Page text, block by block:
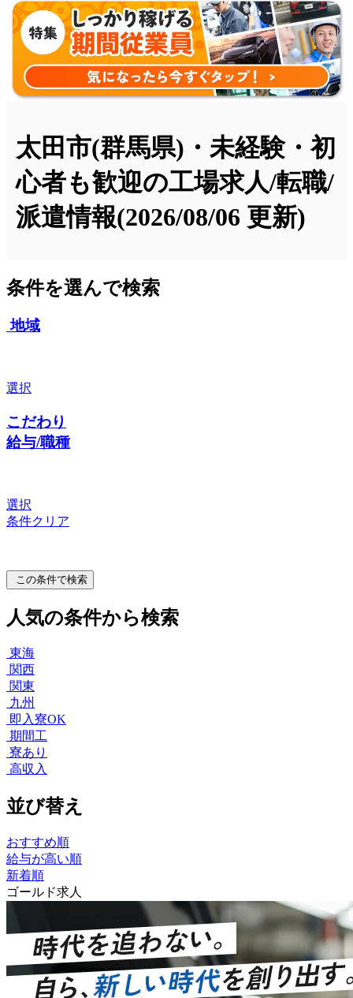
太田市(群馬県)・未経験・初
心者も歓迎の工場求人/転職/
派遣情報(2026/08/06 更新)
条件を選んで検索
地域
選択
こだわり
給与/職種
選択
条件クリア
この条件で検索
人気の条件から検索
東海
関西
関東
九州
即入寮OK
期間工
寮あり
高収入
並び替え
おすすめ順
給与が高い順
新着順
ゴールド求人